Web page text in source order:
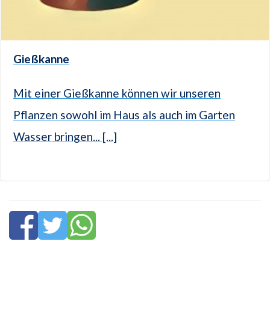
Gießkanne
Mit einer Gießkanne können wir unseren
Pflanzen sowohl im Haus als auch im Garten
Wasser bringen... [...]